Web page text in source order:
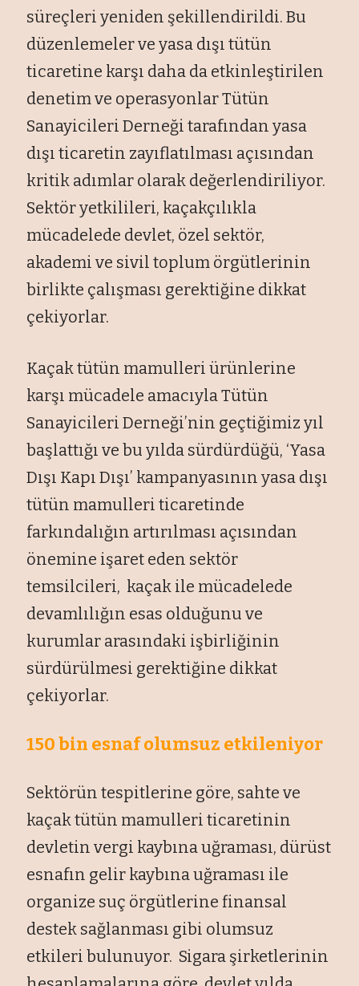
süreçleri yeniden şekillendirildi. Bu
düzenlemeler ve yasa dışı tütün
ticaretine karşı daha da etkinleştirilen
denetim ve operasyonlar Tütün
Sanayicileri Derneği tarafından yasa
dışı ticaretin zayıflatılması açısından
kritik adımlar olarak değerlendiriliyor.
Sektör yetkilileri, kaçakçılıkla
mücadelede devlet, özel sektör,
akademi ve sivil toplum örgütlerinin
birlikte çalışması gerektiğine dikkat
çekiyorlar.
Kaçak tütün mamulleri ürünlerine
karşı mücadele amacıyla Tütün
Sanayicileri Derneği’nin geçtiğimiz yıl
başlattığı ve bu yılda sürdürdüğü, ‘Yasa
Dışı Kapı Dışı’ kampanyasının yasa dışı
tütün mamulleri ticaretinde
farkındalığın artırılması açısından
önemine işaret eden sektör
temsilcileri, kaçak ile mücadelede
devamlılığın esas olduğunu ve
kurumlar arasındaki işbirliğinin
sürdürülmesi gerektiğine dikkat
çekiyorlar.
150 bin esnaf olumsuz etkileniyor
Sektörün tespitlerine göre, sahte ve
kaçak tütün mamulleri ticaretinin
devletin vergi kaybına uğraması, dürüst
esnafın gelir kaybına uğraması ile
organize suç örgütlerine finansal
destek sağlanması gibi olumsuz
etkileri bulunuyor. Sigara şirketlerinin